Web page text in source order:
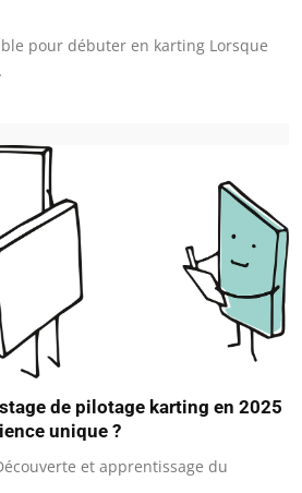
pour débuter en karting Lorsque
de pilotage karting en 2025
unique ?
et apprentissage du